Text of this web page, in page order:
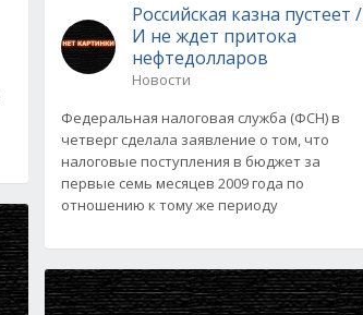
Российская казна пустеет /
И не ждет притока
нефтедолларов
Новости
Федеральная налоговая служба (ФСН) в
четверг сделала заявление о том, что
налоговые поступления в бюджет за
первые семь месяцев 2009 года по
отношению к тому же периоду